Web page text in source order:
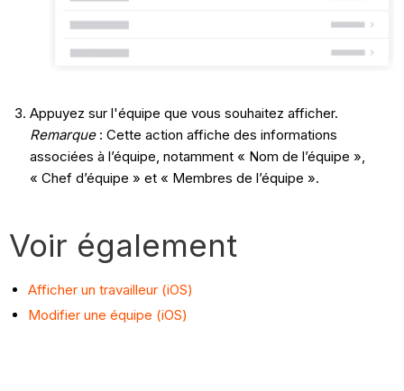
Appuyez sur l'équipe que vous souhaitez afficher.
Remarque: Cette action affiche des informations
associées à l’équipe, notamment « Nom de l’équipe »,
« Chef d’équipe » et « Membres de l’équipe ».
Voir également
Afficher un travailleur (iOS)
Modifier une équipe (iOS)